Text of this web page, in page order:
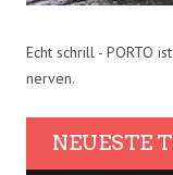
Echt schrill - PORTO
nerven.
NEUESTE